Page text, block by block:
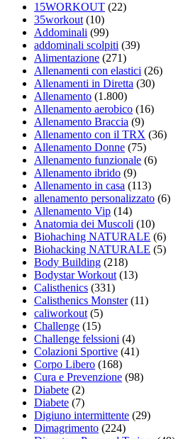
15WORKOUT (22)
35workout (10)
Addominali (99)
addominali scolpiti (39)
Alimentazione (271)
Allenamenti con elastici (26)
Allenamenti in Diretta (30)
Allenamento (1.800)
Allenamento aerobico (16)
Allenamento Braccia (9)
Allenamento con il TRX (36)
Allenamento Donne (75)
Allenamento funzionale (6)
Allenamento ibrido (9)
Allenamento in casa (113)
allenamento personalizzato (6)
Allenamento Vip (14)
Anatomia dei Muscoli (10)
Biohaching NATURALE (6)
Biohacking NATURALE (5)
Body Building (218)
Bodystar Workout (13)
Calisthenics (331)
Calisthenics Monster(11)
caliworkout (5)
Challenge (15)
Challenge felssioni (4)
Colazioni Sportive (41)
Corpo Libero (168)
Cura e Prevenzione (98)
Diabete (2)
Diabete (7)
Digiuno intermittente (29)
Dimagrimento (224)